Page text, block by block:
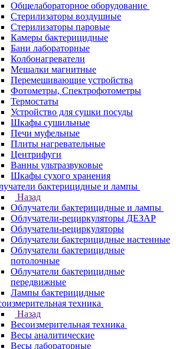
Общелабораторное оборудование
Стерилизаторы воздушные
Стерилизаторы паровые
Камеры бактерицидные
Бани лабораторные
Колбонагреватели
Мешалки магнитные
Перемешивающие устройства
Фотометры, Спектрофотометры
Термостаты
Устройство для сушки посуды
Шкафы сушильные
Печи муфельные
Плиты нагревательные
Центрифуги
Ванны ультразвуковые
Шкафы сухого хранения
бактерицидные и лампы
Назад
Облучатели бактерицидные и лампы
Облучатели-рециркуляторы ДЕЗАР
Облучатели-рециркуляторы
Облучатели бактерицидные настенные
Облучатели бактерицидные
потолочные
Облучатели бактерицидные
передвижные
Лампы бактерицидные
техника
Назад
Весоизмерительная техника
Весы аналитические
Весы лабораторные